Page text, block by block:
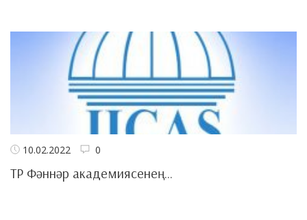
10.02.2022 0
ТР Фәннәр академиясенең...